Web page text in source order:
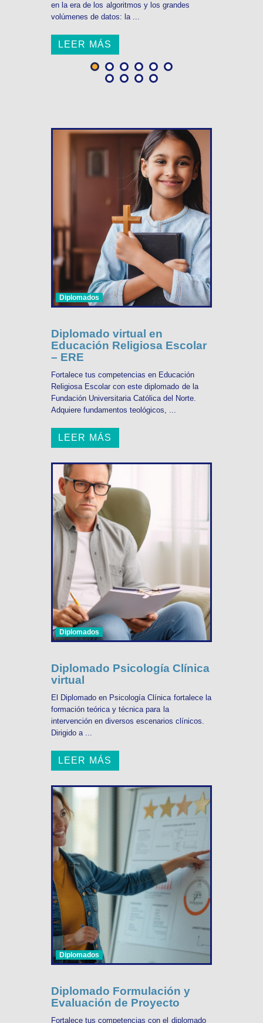
en la era de los algoritmos y los grandes
volúmenes de datos: la ...
LEER MÁS
Diplomados
Diplomado virtual en
Educación Religiosa Escolar
– ERE
Fortalece tus competencias en Educación
Religiosa Escolar con este diplomado de la
Fundación Universitaria Católica del Norte.
Adquiere fundamentos teológicos, ...
LEER MÁS
Diplomados
Diplomado Psicología Clínica
virtual
El Diplomado en Psicología Clínica fortalece la
formación teórica y técnica para la
intervención en diversos escenarios clínicos.
Dirigido a ...
LEER MÁS
Diplomados
Diplomado Formulación y
Evaluación de Proyecto
Fortalece tus competencias con el diplomado